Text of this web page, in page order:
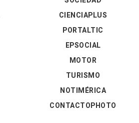
CIENCIAPLUS
PORTALTIC
EPSOCIAL
MOTOR
TURISMO
NOTIMÉRICA
CONTACTOPHOTO